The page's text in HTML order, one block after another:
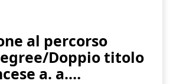
al percorso
Doppio titolo
a. a.…